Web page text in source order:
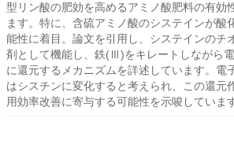
型リン酸の肥効を高めるアミノ酸肥料の有効
ます。特に、含硫アミノ酸のシステインが
能性に着目。論文を引用し、システインのチ
剤として機能し、鉄(Ⅲ)をキレートしながら
に還元するメカニズムを詳述しています。電
はシスチンに変化すると考えられ、この還元
用効率改善に寄与する可能性を示唆しています